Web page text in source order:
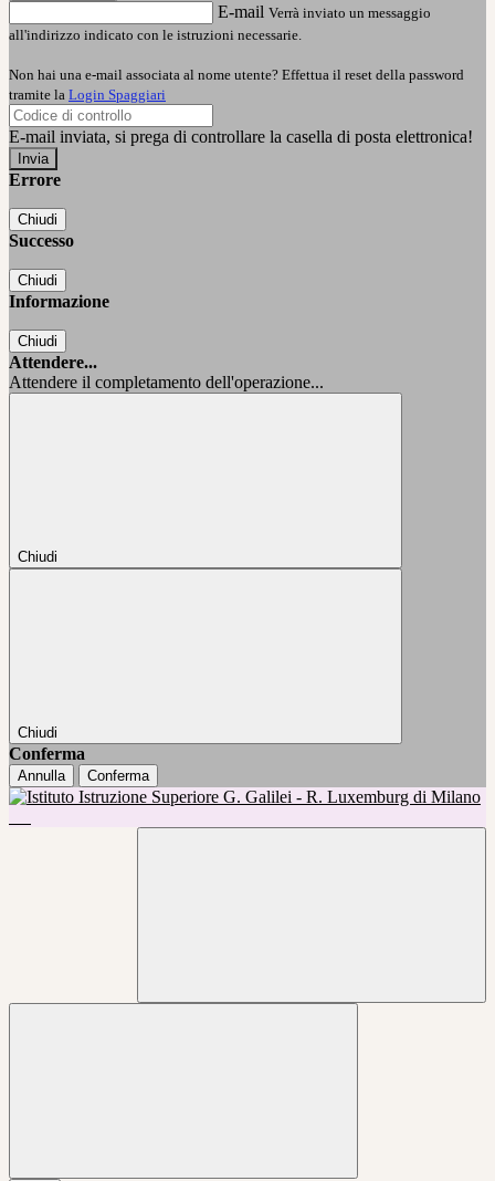
E-mail Verrà inviato un messaggio
all'indirizzo indicato con le istruzioni necessarie.
Non hai una e-mail associata al nome utente? Effettua il reset della password
tramite la Login Spaggiari
E-mail inviata, si prega di controllare la casella di posta elettronica!
Errore
Chiudi
Successo
Chiudi
Informazione
Chiudi
Attendere...
Attendere il completamento dell'operazione...
Chiudi
Chiudi
Conferma
Annulla Conferma